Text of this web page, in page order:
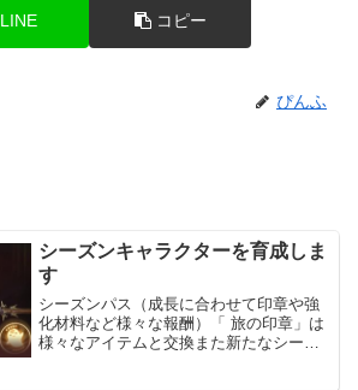
LINE コピー
ぴんふ
シーズンキャラクターを育成しま
す
シーズンパス（成長に合わせて印章や強
化材料など様々な報酬）「 旅の印章」は
様々なアイテムと交換また新たなシーズ